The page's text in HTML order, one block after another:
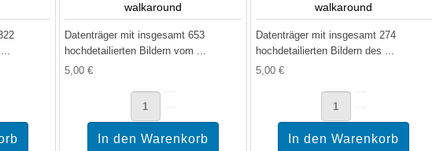
walkaround
Datenträger mit insgesamt 653
hochdetailierten Bildern vom ...
5,00 €
walkaround
Datenträger mit insgesamt 274
hochdetailierten Bildern des ...
5,00 €